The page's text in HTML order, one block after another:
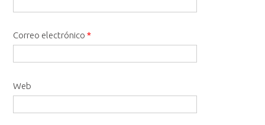
Correo electrónico *
Web